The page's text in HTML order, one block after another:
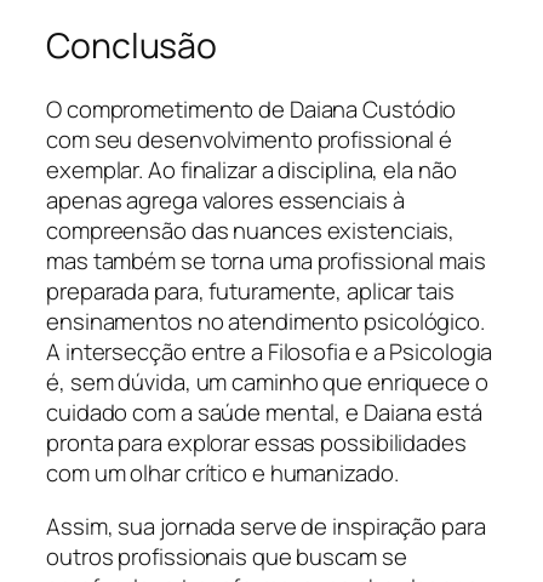
Conclusão
O comprometimento de Daiana Custódio
com seu desenvolvimento profissional é
exemplar. Ao finalizar a disciplina, ela não
apenas agrega valores essenciais à
compreensão das nuances existenciais,
mas também se torna uma profissional mais
preparada para, futuramente, aplicar tais
ensinamentos no atendimento psicológico.
A intersecção entre a Filosofia e a Psicologia
é, sem dúvida, um caminho que enriquece o
cuidado com a saúde mental, e Daiana está
pronta para explorar essas possibilidades
com um olhar crítico e humanizado.
Assim, sua jornada serve de inspiração para
outros profissionais que buscam se